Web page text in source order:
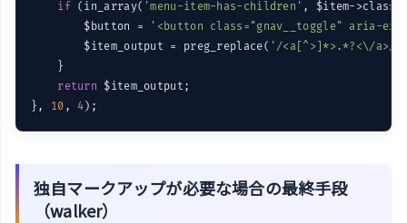
if (in_array( 'menu-item-has-children' , $item-
        $button =
'<button class="gnav__toggle" aria-
        $item_output = preg_replace(
'/<a[^>]*>.*?<\/a>/
    }
return $item_output;
}, 10 , 4
独自マークアップが必要な場合の最終手段
（walker）